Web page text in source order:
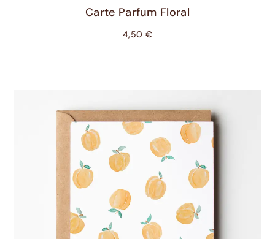
Ajouter Au Panier
Carte Parfum Floral
4,50 €